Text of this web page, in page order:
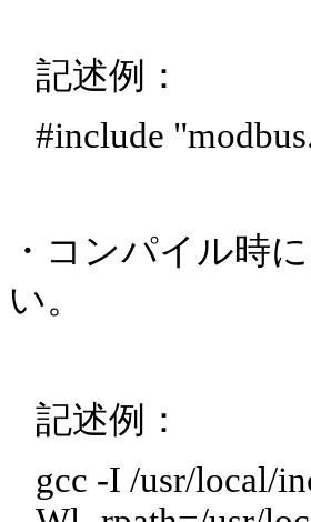
記述例：
#include
・コンパイル時
い。
記述例：
gcc -I /usr/local/